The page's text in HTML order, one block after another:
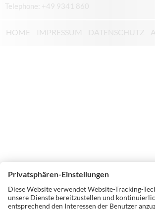
Telephone: +49 9341 860
HOME IMPRESSUM